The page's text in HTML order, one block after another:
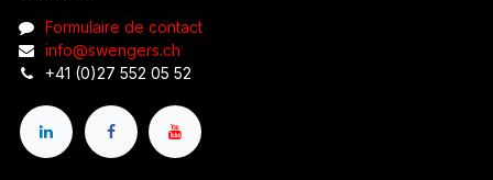
Formulaire de contact
info@swengers.ch
+41 (0)27 552 05 52